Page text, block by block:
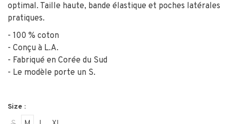
optimal. Taille haute, bande élastique et poches latérales
pratiques.
- 100 % coton
- Conçu à L.A.
- Fabriqué en Corée du Sud
- Le modèle porte un S.
Size :